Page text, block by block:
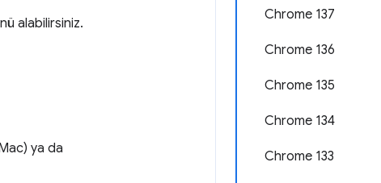
Chrome 137
Chrome 136
Chrome 135
Chrome 134
Chrome 133
alabilirsiniz.
ya da